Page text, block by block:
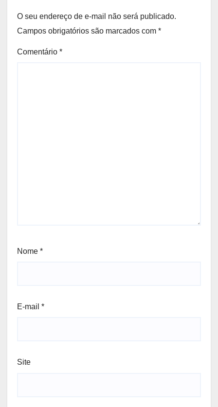
O seu endereço de e-mail não será publicado.
Campos obrigatórios são marcados com *
Comentário *
Nome *
E-mail *
Site